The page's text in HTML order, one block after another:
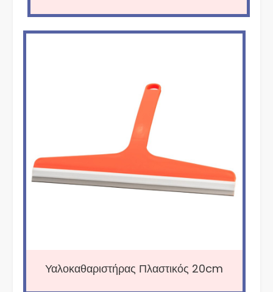
Υαλοκαθαριστήρας Πλαστικός 20cm